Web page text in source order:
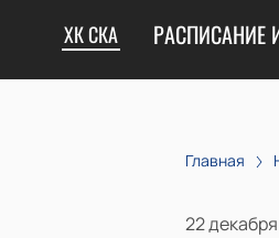
ХК СКА РАСПИСАНИЕ
Главная
22